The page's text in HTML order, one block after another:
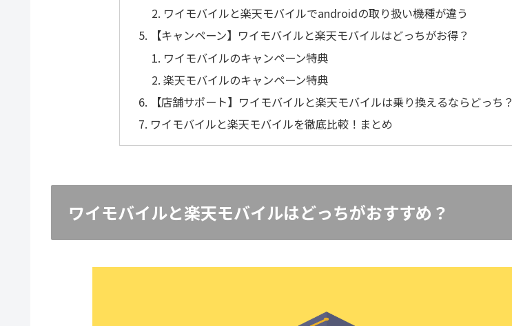
ワイモバイルと楽天モバイルでandroidの取り扱い機種が違う
【キャンペーン】ワイモバイルと楽天モバイルはどっちがお得？
ワイモバイルのキャンペーン特典
楽天モバイルのキャンペーン特典
【店舗サポート】ワイモバイルと楽天モバイルは乗り換えるならどっち？
ワイモバイルと楽天モバイルを徹底比較！まとめ
ワイモバイルと楽天モバイルはどっちがおすすめ？